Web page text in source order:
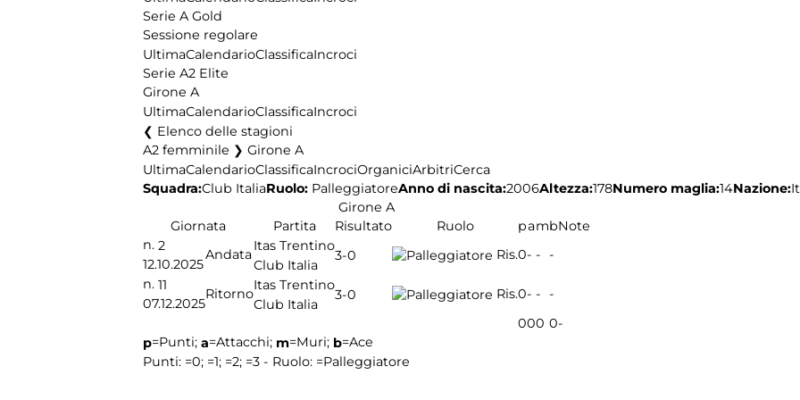
Serie A Gold
Sessione regolare
UltimaCalendarioClassificaIncroci
Serie A2 Elite
Girone A
UltimaCalendarioClassificaIncroci
Elenco delle stagioni
A2 femminile ❯ Girone A
UltimaCalendarioClassificaIncrociOrganiciArbitriCerca
Squadra:Club ItaliaRuolo: PalleggiatoreAnno di nascita:2006Altezza:178Numero maglia:14Nazione:
Girone A
Giornata
Partita Risultato Ruolo pambNote
n. 2
12.10.2025
Andata
Itas Trentino
Club Italia
3-0 Ris.0- -
-
n. 11
07.12.2025
Ritorno
Itas Trentino
Club Italia
3-0 Ris.0- -
-
000 0-
p=Punti; a=Attacchi; m=Muri; b=Ace
Punti: =0; =1; =2; =3 - Ruolo: =Palleggiatore